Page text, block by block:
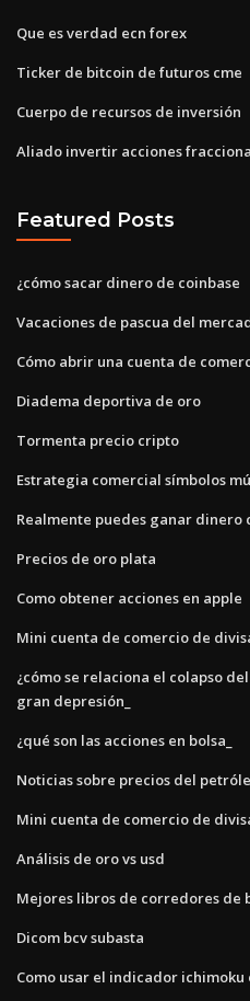
Que es verdad ecn forex
Ticker de bitcoin de futuros cme
Cuerpo de recursos de inversión
Aliado invertir acciones
Featured Posts
¿cómo sacar dinero de coinbase
Vacaciones de pascua del
Cómo abrir una cuenta de
Diadema deportiva de oro
Tormenta precio cripto
Estrategia comercial símbolos
Realmente puedes ganar dinero
Precios de oro plata
Como obtener acciones en apple
Mini cuenta de comercio de
¿cómo se relaciona el colapso
gran depresión_
¿qué son las acciones en bolsa_
Noticias sobre precios del
Mini cuenta de comercio de
Análisis de oro vs usd
Mejores libros de corredores de
Dicom bcv subasta
Como usar el indicador ichimoku